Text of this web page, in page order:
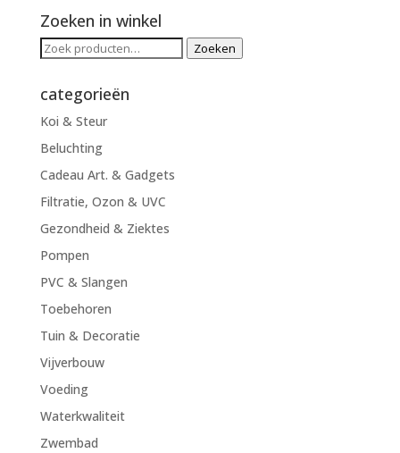
Zoeken in winkel
Zoeken
Zoeken
categorieën
Koi & Steur
Beluchting
Cadeau Art. & Gadgets
Filtratie, Ozon & UVC
Gezondheid & Ziektes
Pompen
PVC & Slangen
Toebehoren
Tuin & Decoratie
Vijverbouw
Voeding
Waterkwaliteit
Zwembad